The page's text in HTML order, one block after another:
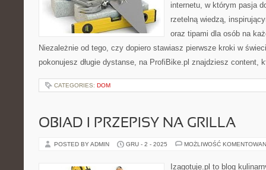
internetu, w którym pasja
rzetelną wiedzą,
oraz tipami dla osób na
Niezależnie od tego, czy dopiero stawiasz pierwsze kroki w
pokonujesz długie dystanse, na ProfiBike.pl znajdziesz content,
CATEGORIES: DOM
OBIAD I PRZEPISY NA GRILLA
POSTED BY ADMIN GRU - 2 - 2025 MOŻLIWOŚĆ
Izagotuje.pl to blog